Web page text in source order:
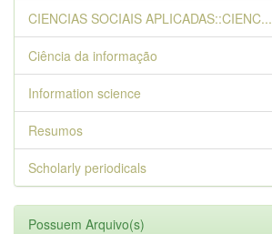
CIENCIAS SOCIAIS APLICADAS::CIENC...
Ciência da informação
Information science
Resumos
Scholarly periodicals
Possuem Arquivo(s)